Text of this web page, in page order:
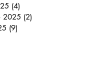
(4)
2025 (2)
(9)